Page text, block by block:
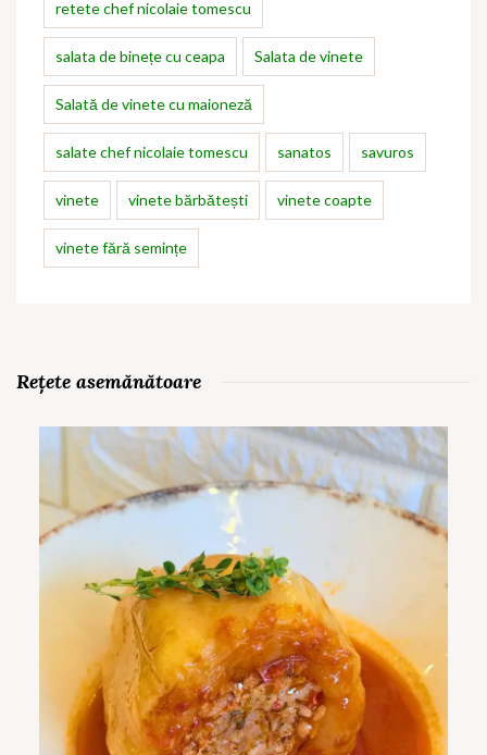
retete chef nicolaie tomescu
salata de binețe cu ceapa Salata de vinete
Salată de vinete cu maioneză
salate chef nicolaie tomescu sanatos savuros
vinete vinete bărbătești vinete coapte
vinete fără semințe
Rețete asemănătoare